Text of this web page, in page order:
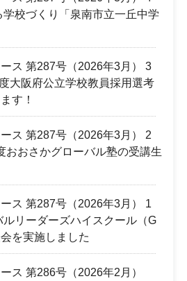
校づくり「泉南市立一丘中学
ス 第287号（2026年3月） 3
大阪府公立学校教員採用選考
す！
ス 第287号（2026年3月） 2
おおさかグローバル塾の受講生
ス 第287号（2026年3月） 1
リーダーズハイスクール（G
を実施しました
ス 第286号（2026年2月）